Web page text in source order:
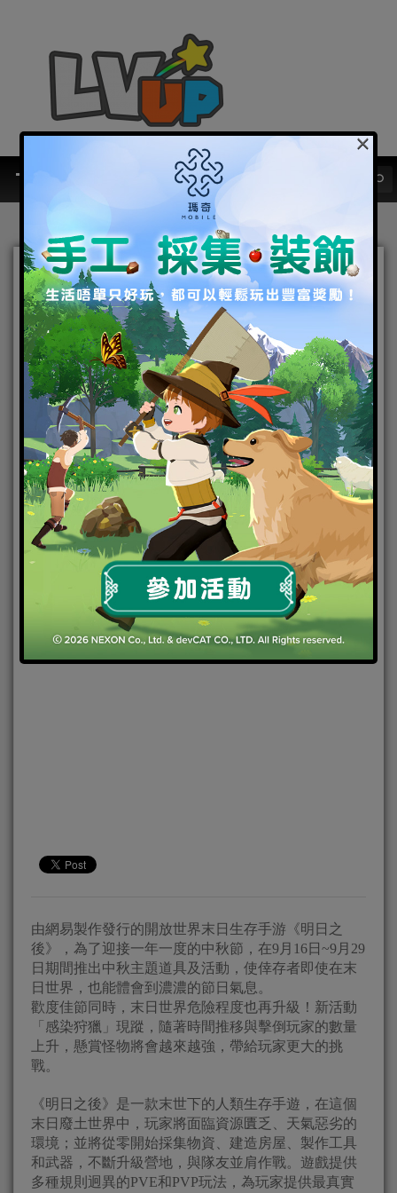
《明日之後》歡慶中秋節 滿
滿應景活動推出 超刺激「感
染狩獵」玩法 挑戰成長型怪
物
2021-09-17 |Android,IOS,好康活動,手機遊戲
由網易製作發行的開放世界末日生存手游《明日之
後》，為了迎接一年一度的中秋節，在9月16日~9月29
日期間推出中秋主題道具及活動，使倖存者即使在末
日世界，也能體會到濃濃的節日氣息。
歡度佳節同時，末日世界危險程度也再升級！新活動
「感染狩獵」現蹤，隨著時間推移與擊倒玩家的數量
上升，懸賞怪物將會越來越強，帶給玩家更大的挑
戰。
《明日之後》是一款末世下的人類生存手遊，在這個
末日廢土世界中，玩家將面臨資源匱乏、天氣惡劣的
環境；並將從零開始採集物資、建造房屋、製作工具
和武器，不斷升級營地，與隊友並肩作戰。遊戲提供
多種規則迥異的PVE和PVP玩法，為玩家提供最真實
×